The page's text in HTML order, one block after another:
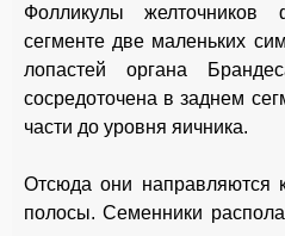
Фолликулы
сегменте две маленьких
лопастей органа
сосредоточена в заднем
части до уровня яичника.
Отсюда они направляются
полосы. Семенники